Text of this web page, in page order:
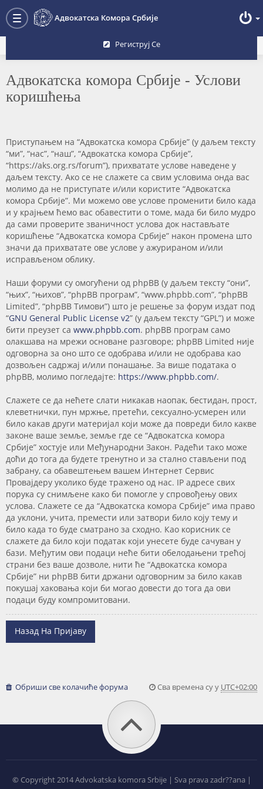
Toggle
Адвокатска Комора Србије
Преглед форума
Региструј Се
Адвокатска комора Србије - Услови
коришћења
Приступањем на “Адвокатска комора Србије” (у даљем тексту
“ми”, “нас”, “наш”, “Адвокатска комора Србије”,
“https://aks.org.rs/forum”), прихватате услове наведене у
даљем тексту. Ако се не слажете са свим условима онда вас
молимо да не приступате и/или користите “Адвокатска
комора Србије”. Ми можемо ове услове променити било када
и у крајњем ћемо вас обавестити о томе, мада би било мудро
да сами проверите званичност услова док настављате
коришћење “Адвокатска комора Србије” након промена што
значи да прихватате ове услове у ажурираном и/или
исправљеном облику.
Наши форуми су омогућени од phpBB (у даљем тексту “они”,
“њих”, “њихов”, “phpBB програм”, “www.phpbb.com”, “phpBB
Limited”, “phpBB Тимови”) што је решење за форум издат под
“GNU General Public License v2” (у даљем тексту “GPL”) и може
бити преузет са www.phpbb.com. phpBB програм само
олакшава на мрежи основане разговоре; phpBB Limited није
одговорна за оно што се одобрава и/или не одобрава као
дозвољен садржај и/или понашање. За више података о
phpBB, молимо погледајте: https://www.phpbb.com/.
Слажете се да нећете слати никакав наопак, бестидан, прост,
клеветнички, пун мржње, претећи, сексуално-усмерен или
било какав други материјал који може да повреди било какве
законе ваше земље, земље где се “Адвокатска комора
Србије” хостује или Међународни Закон. Радећи тако може
доћи до тога да будете тренутно и за стално стављени под
забрану, са обавештењем вашем Интернет Сервис
Провајдеру уколико буде тражено од нас. IP адресе свих
порука су снимљене како би помогле у спровођењу ових
услова. Слажете се да “Адвокатска комора Србије” има право
да уклони, учита, премести или затвори било коју тему и
било када то буде сматрано за сходно. Као корисник се
слажете да било који податак који унесете буде сачуван у
бази. Међутим ови подаци неће бити обелодањени трећој
страни без ваше дозволе, нити ће “Адвокатска комора
Србије” ни phpBB бити држани одговорним за било какав
покушај хаковања који би могао довести до тога да ови
подаци буду компромитовани.
Назад На Пријаву
Обриши све колачиће форума Сва времена су у UTC+02:00
© Copyright 2014 Advokatska komora Srbije | Sva prava zadr??ana |